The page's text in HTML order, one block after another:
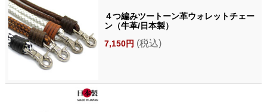
４つ編みツートーン革ウォレットチェー
ン（牛革/日本製）
7,150円 (税込)